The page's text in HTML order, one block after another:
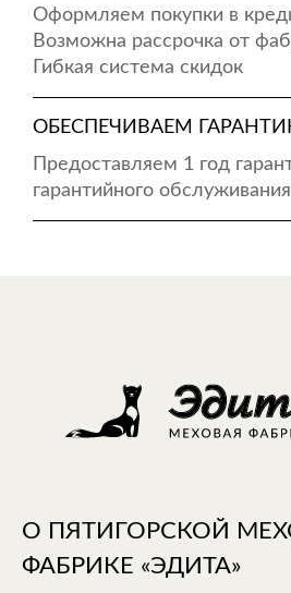
Оформляем покупки в
Возможна рассрочка от
Гибкая система скидок
ОБЕСПЕЧИВАЕМ
Предоставляем 1 год
гарантийного обслуживания
О ПЯТИГОРСКОЙ
ФАБРИКЕ «ЭДИТА»